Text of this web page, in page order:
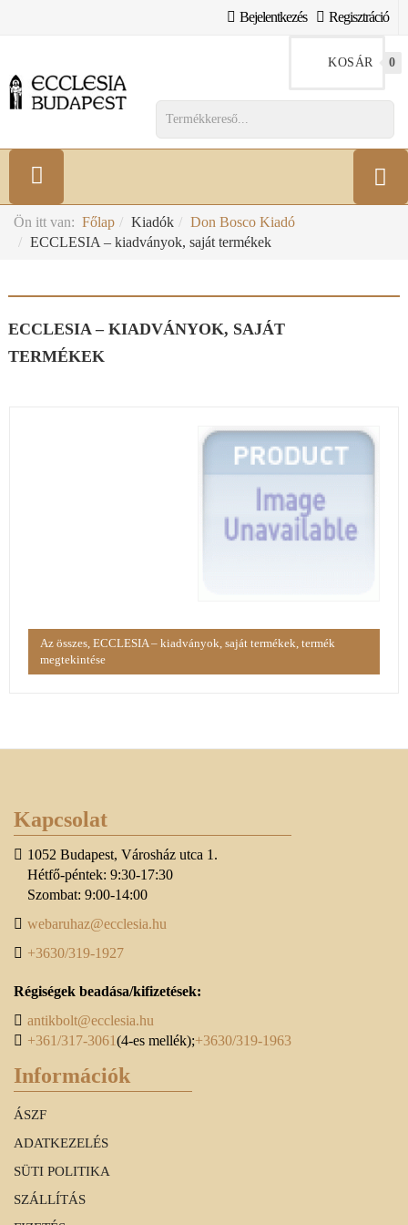
Bejelentkezés Regisztráció
KOSÁR 0
Ön itt van: Főlap Kiadók
Don Bosco Kiadó
ECCLESIA – kiadványok, saját termékek
ECCLESIA – KIADVÁNYOK, SAJÁT
TERMÉKEK
Az összes, ECCLESIA – kiadványok, saját termékek, termék
megtekintése
Kapcsolat
1052 Budapest, Városház utca 1.
Hétfő-péntek: 9:30-17:30
Szombat: 9:00-14:00
webaruhaz@ecclesia.hu
+3630/319-1927
Régiségek beadása/kifizetések:
antikbolt@ecclesia.hu
+361/317-3061(4-es mellék);+3630/319-1963
Információk
ÁSZF
ADATKEZELÉS
SÜTI POLITIKA
SZÁLLÍTÁS